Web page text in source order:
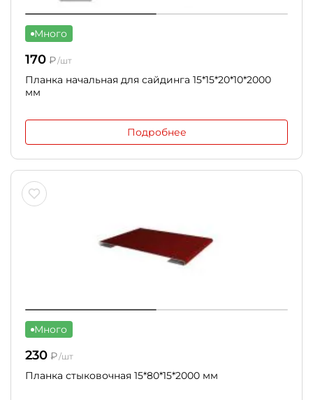
Много
170 ₽/шт
Планка начальная для сайдинга 15*15*20*10*2000
мм
Подробнее
Много
230 ₽/шт
Планка стыковочная 15*80*15*2000 мм